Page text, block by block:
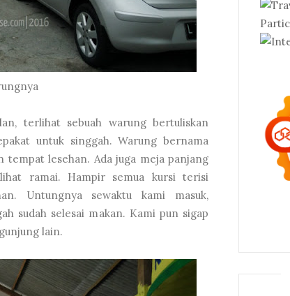
terlihat sebuah warung bertuliskan
untuk singgah. Warung bernama
lesehan. Ada juga meja panjang
ramai. Hampir semua kursi terisi
Untungnya sewaktu kami masuk,
sudah selesai makan. Kami pun sigap
lain.